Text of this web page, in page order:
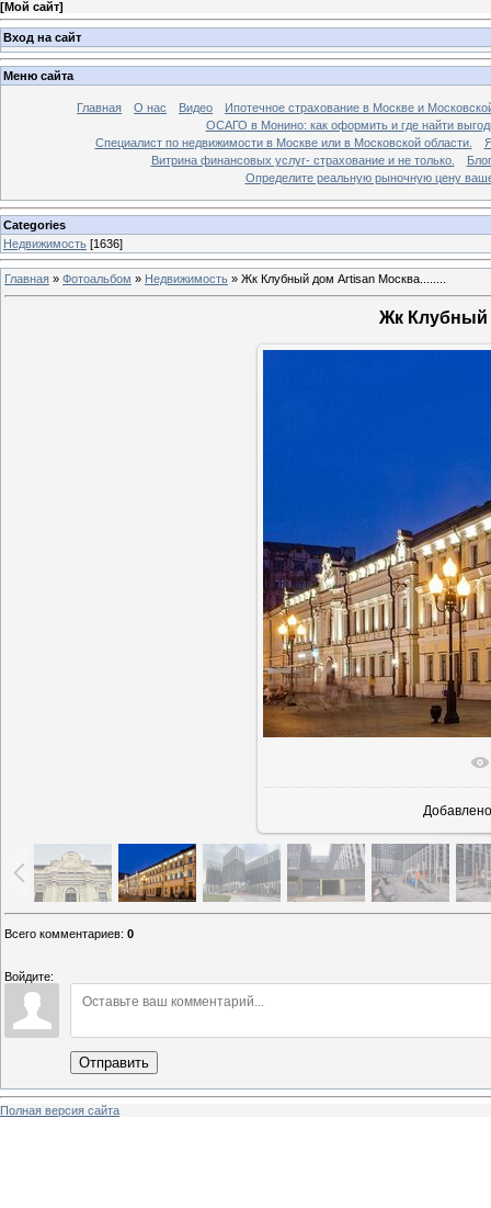
[Мой сайт]
Вход на сайт
Меню сайта
Главная О нас Видео
Ипотечное страхование в Москве и
ОСАГО в Монино: как оформить и где найти
Специалист по недвижимости в Москве или в Московской области.
Витрина финансовых услуг- страхование и не только.
Блог
Определите реальную рыночную цену
Categories
Недвижимость [1636]
Главная » Фотоальбом » Недвижимость » Жк Клубный дом Artisan Москва........
Жк Клубный
В
Добавлено
Всего комментариев: 0
Войдите:
Отправить
Полная версия сайта